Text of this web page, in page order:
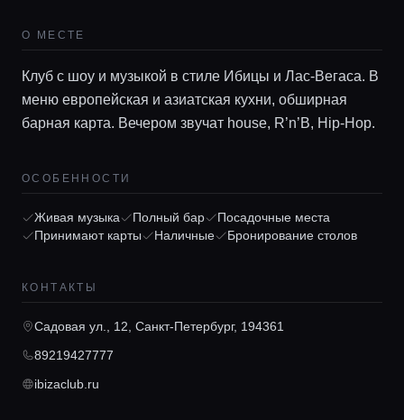
Главная
Гиды
Консьерж сервис
О МЕСТЕ
Клуб с шоу и музыкой в стиле Ибицы и Лас-Вегаса. В
меню европейская и азиатская кухни, обширная
барная карта. Вечером звучат house, R’n’B, Hip-Hop.
ОСОБЕННОСТИ
Живая музыка Полный бар
Посадочные места
Принимают карты
Наличные Бронирование столов
КОНТАКТЫ
Садовая ул., 12, Санкт-Петербург, 194361
89219427777
ibizaclub.ru